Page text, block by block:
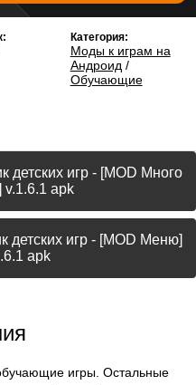
Категория:
Моды к играм на
Андроид /
Обучающие
детских игр - [MOD Много
v.1.6.1 apk
детских игр - [MOD Меню]
apk
игры. Остальные